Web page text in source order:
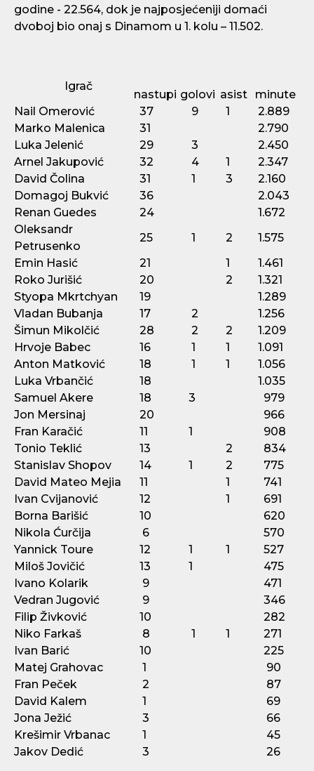
godine - 22.564, dok je najposjećeniji domaći
dvoboj bio onaj s Dinamom u 1. kolu – 11.502.
Igrač
nastupi golovi asist
minute
Nail Omerović
37 9 1
2.889
Marko Malenica
31
2.790
Luka Jelenić
29 3
2.450
Arnel Jakupović
32 4 1
2.347
David Čolina
31 1 3
2.160
Domagoj Bukvić
36
2.043
Renan Guedes
24
1.672
Oleksandr
Petrusenko
25 1 2
1.575
Emin Hasić
21 1
1.461
Roko Jurišić
20 2
1.321
Styopa Mkrtchyan
19
1.289
Vladan Bubanja
17 2
1.256
Šimun Mikolčić
28 2 2
1.209
Hrvoje Babec
16 1 1
1.091
Anton Matković
18 1 1
1.056
Luka Vrbančić
18
1.035
Samuel Akere
18 3
979
Jon Mersinaj
20
966
Fran Karačić
11 1
908
Tonio Teklić
13 2
834
Stanislav Shopov
14 1 2
775
David Mateo Mejia
11 1
741
Ivan Cvijanović
12 1
691
Borna Barišić
10
620
Nikola Ćurčija
6
570
Yannick Toure
12 1 1
527
Miloš Jovičić
13 1
475
Ivano Kolarik
9
471
Vedran Jugović
9
346
Filip Živković
10
282
Niko Farkaš
8 1 1
271
Ivan Barić
10
225
Matej Grahovac
1
90
Fran Peček
2
87
David Kalem
1
69
Jona Ježić
3
66
Krešimir Vrbanac
1
45
Jakov Dedić
3 26